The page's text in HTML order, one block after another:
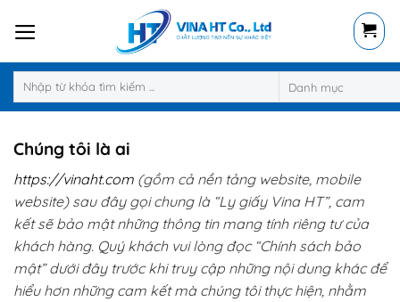
Chúng tôi là ai
https://vinaht.com (gồm cả nền tảng website, mobile
website) sau đây gọi chung là “Ly giấy Vina HT”, cam
kết sẽ bảo mật những thông tin mang tính riêng tư của
khách hàng. Quý khách vui lòng đọc “Chính sách bảo
mật” dưới đây trước khi truy cập những nội dung khác để
hiểu hơn những cam kết mà chúng tôi thực hiện, nhằm